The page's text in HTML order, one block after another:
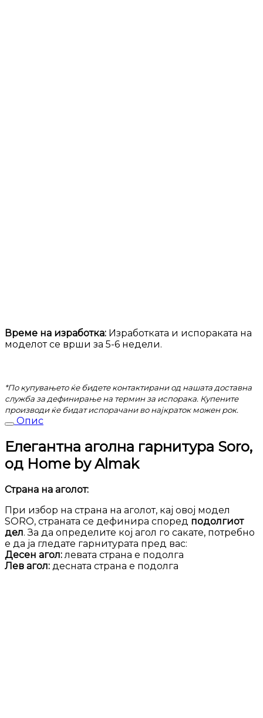
Време на изработка: Изработката и испораката на
моделот се врши за 5-6 недели.
*По купувањето ќе бидете контактирани од нашата доставна
служба за дефинирање на термин за испорака. Купените
производи ќе бидат испорачани во најкраток можен рок.
Опис
Елегантна аголна гарнитура Soro,
од Home by Almak
Страна на аголот:
При избор на страна на аголот, кај овој модел
SORO, страната се дефинира според подолгиот
дел. За да определите кој агол го сакате, потребно
е да ја гледате гарнитурата пред вас:
Десен агол: левата страна е подолга
Лев агол: десната страна е подолга